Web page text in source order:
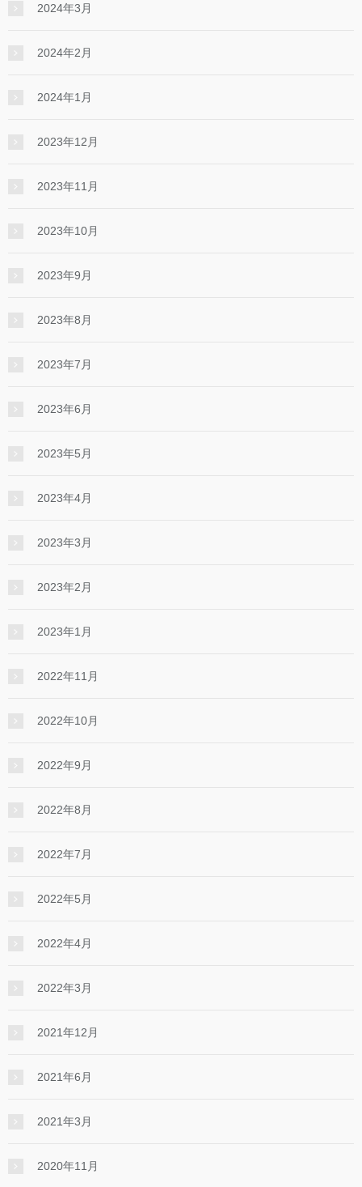
2024年3月
2024年2月
2024年1月
2023年12月
2023年11月
2023年10月
2023年9月
2023年8月
2023年7月
2023年6月
2023年5月
2023年4月
2023年3月
2023年2月
2023年1月
2022年11月
2022年10月
2022年9月
2022年8月
2022年7月
2022年5月
2022年4月
2022年3月
2021年12月
2021年6月
2021年3月
2020年11月